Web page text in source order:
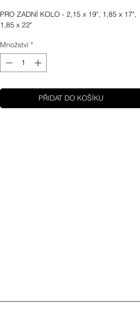
PRO ZADNÍ KOLO - 2,15 x 19", 1,85 x 17",
1,85 x 22"
Množství *
PŘIDAT DO KOŠÍKU